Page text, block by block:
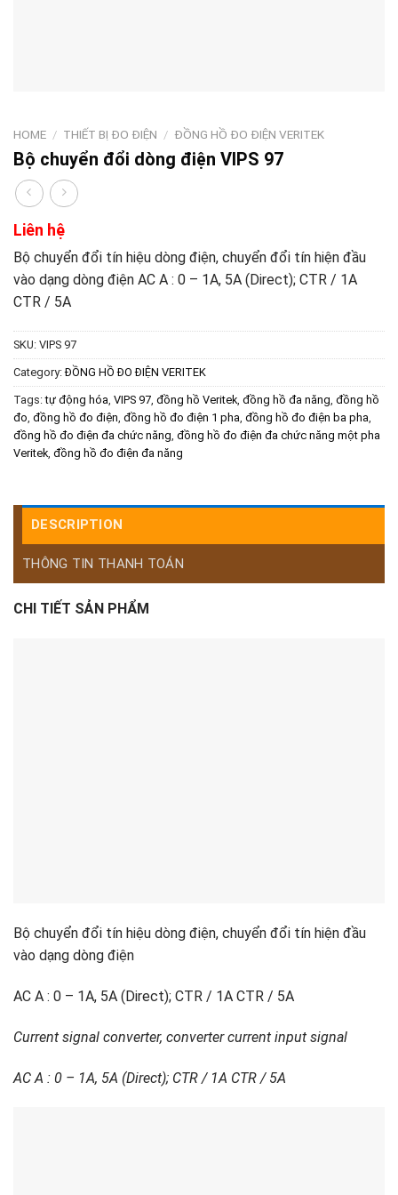
HOME / THIẾT BỊ ĐO ĐIỆN / ĐỒNG HỒ ĐO ĐIỆN VERITEK
Bộ chuyển đổi dòng điện VIPS 97
Liên hệ
Bộ chuyển đổi tín hiệu dòng điện, chuyển đổi tín hiện đầu
vào dạng dòng điện AC A : 0 – 1A, 5A (Direct); CTR / 1A
CTR / 5A
SKU: VIPS 97
Category:ĐỒNG HỒ ĐO ĐIỆN VERITEK
Tags:tự động hóa, VIPS 97, đồng hồ Veritek, đồng hồ đa năng, đồng hồ
đo, đồng hồ đo điện, đồng hồ đo điện 1 pha, đồng hồ đo điện ba pha,
đồng hồ đo điện đa chức năng, đồng hồ đo điện đa chức năng một pha
Veritek, đồng hồ đo điện đa năng
DESCRIPTION
THÔNG TIN THANH TOÁN
CHI TIẾT SẢN PHẨM
Bộ chuyển đổi tín hiệu dòng điện, chuyển đổi tín hiện đầu
vào dạng dòng điện
AC A : 0 – 1A, 5A (Direct); CTR / 1A CTR / 5A
Current signal converter, converter current input signal
AC A : 0 – 1A, 5A (Direct); CTR / 1A CTR / 5A